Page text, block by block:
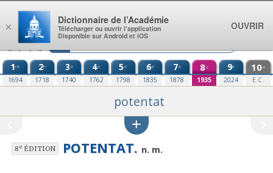
Aller au contenu
1re
1694
2e
1718
3e
1740
4e
1762
5e
1798
6e
1835
7e
1878
8e
1935
9e
2024
10e
E.C.
potentat
8eÉDITION POTENTAT. n. m.
×
Dictionnaire de l’Académie
Télécharger ou ouvrir l’application
Disponible sur Android et iOS
OUVRIR